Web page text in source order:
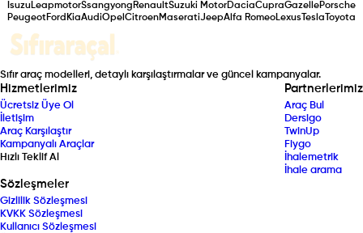
IsuzuLeapmotorSsangyong RenaultSuzuki MotorDaciaCupraGazellePorsche
PeugeotFord KiaAudiOpel CitroenMaseratiJeepAlfa RomeoLexus Tesla Toyota
Sıfır araç modelleri, detaylı karşılaştırmalar ve güncel kampanyalar.
Hizmetlerimiz
Ücretsiz Üye Ol
İletişim
Araç Karşılaştır
Kampanyalı Araçlar
Hızlı Teklif Al
Partnerlerimiz
Araç Bul
Dersigo
TwinUp
Fiygo
İhalemetrik
İhale arama
Sözleşmeler
Gizlilik Sözleşmesi
KVKK Sözleşmesi
Kullanıcı Sözleşmesi